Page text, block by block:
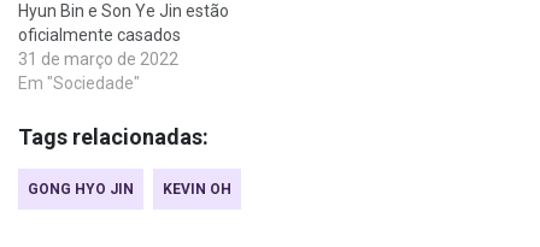
Hyun Bin e Son Ye Jin estão
oficialmente casados
31 de março de 2022
Em "Sociedade"
Tags relacionadas:
GONG HYO JIN KEVIN OH